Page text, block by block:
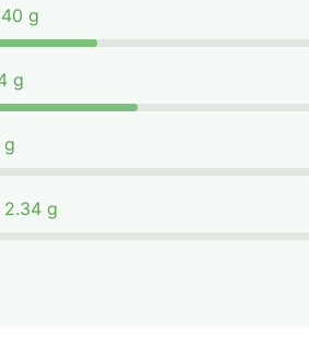
g
g
g
2.34 g